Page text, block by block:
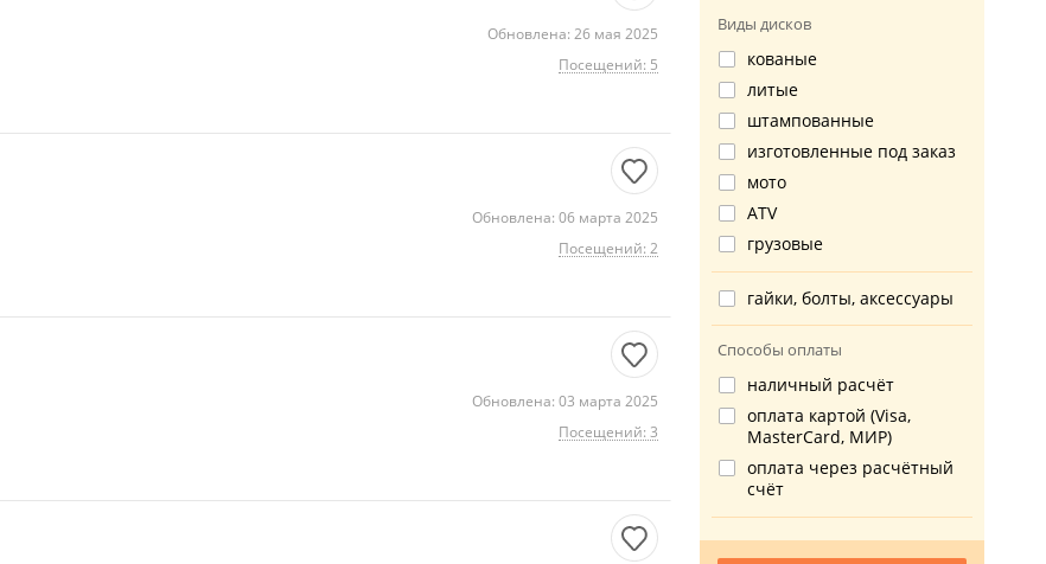
Обновлена: 26 мая 2025
Посещений: 5
Обновлена: 06 марта 2025
Посещений: 2
Обновлена: 03 марта 2025
Посещений: 3
Виды дисков
кованые
литые
штампованные
изготовленные под заказ
мото
ATV
грузовые
гайки, болты, аксессуары
Способы оплаты
наличный расчёт
оплата картой (Visa,
MasterCard, МИР)
оплата через расчётный
счёт